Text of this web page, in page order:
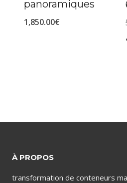
panoramiques
1,850.00€
À PROPOS
transformation de conteneurs